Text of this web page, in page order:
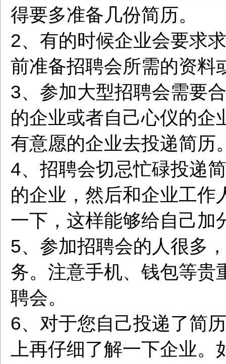
得要多准备几份简历。
2、有的时候企业会要求
前准备招聘会所需的资料
3、参加大型招聘会需要
的企业或者自己心仪的企
有意愿的企业去投递简历
4、招聘会切忌忙碌投递
的企业，然后和企业工作
一下，这样能够给自己加
5、参加招聘会的人很多
务。注意手机、钱包等贵
聘会。
6、对于您自己投递了简
上再仔细了解一下企业